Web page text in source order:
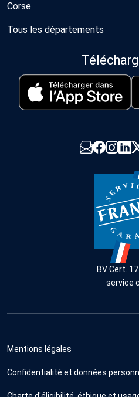
Corse
Tous les départements
BV Cert.
service
Mentions légales
Confidentialité et données